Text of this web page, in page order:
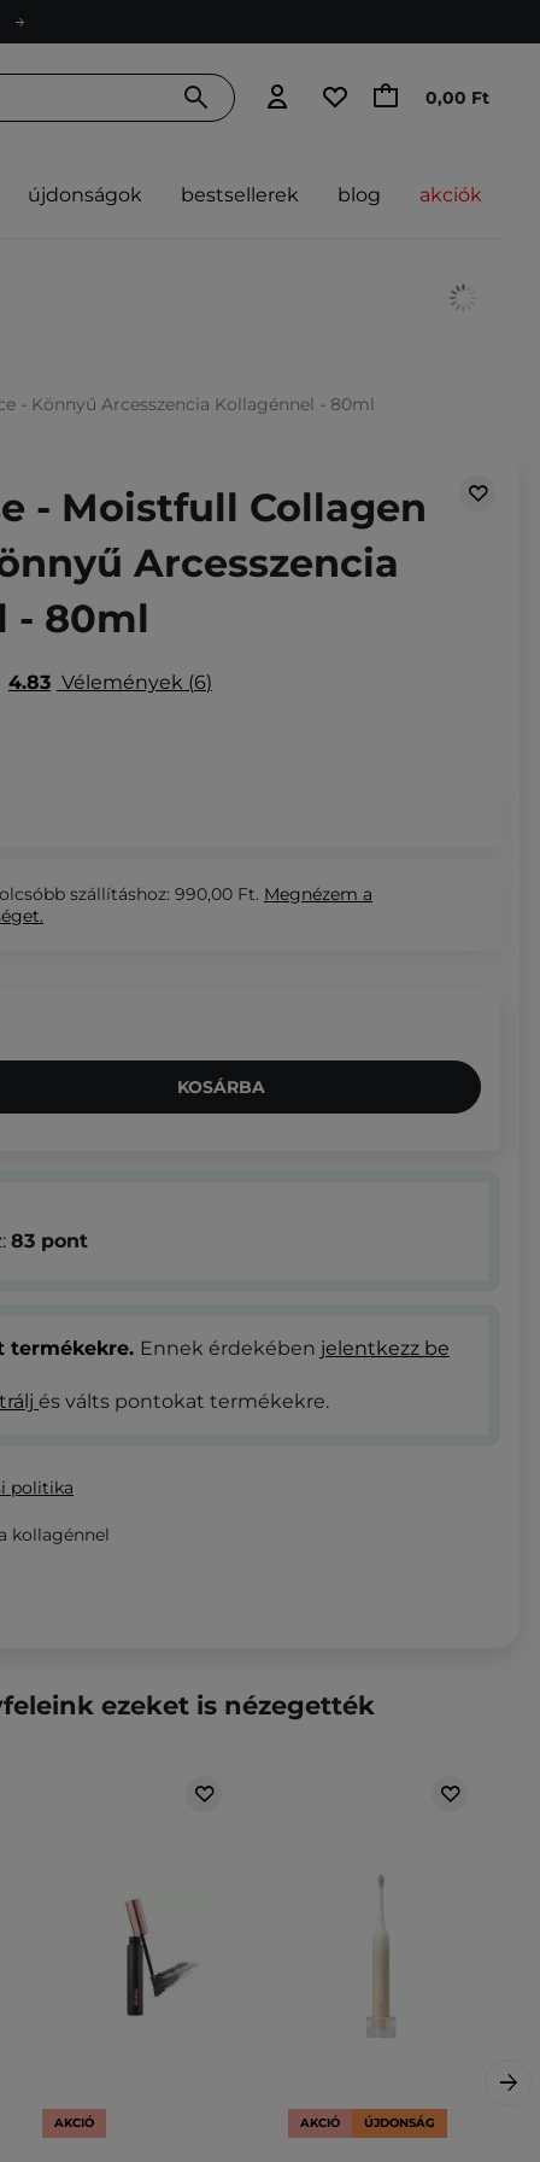
0,00 Ft
újdonságok bestsellerek blog akciók
- Könnyű Arcesszencia Kollagénnel - 80ml
- Moistfull Collagen
Arcesszencia
- 80ml
4.83 Vélemények 6
szállításhoz: 990,00 Ft. Megnézem a
KOSÁRBA
83 pont
termékekre. Ennek érdekében jelentkezz be
és válts pontokat termékekre.
politika
kollagénnel
ezeket is nézegették
AKCIÓ AKCIÓ ÚJDONSÁG